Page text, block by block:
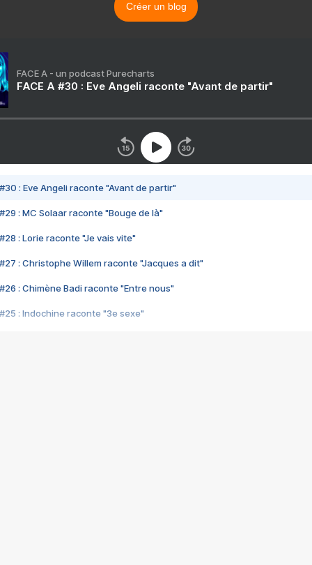
Créer un blog
FACE A - un podcast Purecharts
FACE A #30 : Eve Angeli raconte "Avant de partir"
#30 : Eve Angeli raconte "Avant de partir"
#29 : MC Solaar raconte "Bouge de là"
#28 : Lorie raconte "Je vais vite"
#27 : Christophe Willem raconte "Jacques a dit"
#26 : Chimène Badi raconte "Entre nous"
#25 : Indochine raconte "3e sexe"